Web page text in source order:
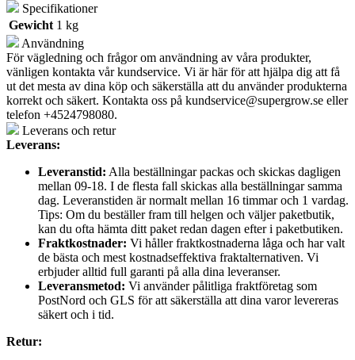
Specifikationer
Gewicht 1 kg
Användning
För vägledning och frågor om användning av våra produkter,
vänligen kontakta vår kundservice. Vi är här för att hjälpa dig att få
ut det mesta av dina köp och säkerställa att du använder produkterna
korrekt och säkert. Kontakta oss på kundservice@supergrow.se eller
telefon +4524798080.
Leverans och retur
Leverans:
Leveranstid: Alla beställningar packas och skickas dagligen
mellan 09-18. I de flesta fall skickas alla beställningar samma
dag. Leveranstiden är normalt mellan 16 timmar och 1 vardag.
Tips: Om du beställer fram till helgen och väljer paketbutik,
kan du ofta hämta ditt paket redan dagen efter i paketbutiken.
Fraktkostnader: Vi håller fraktkostnaderna låga och har valt
de bästa och mest kostnadseffektiva fraktalternativen. Vi
erbjuder alltid full garanti på alla dina leveranser.
Leveransmetod: Vi använder pålitliga fraktföretag som
PostNord och GLS för att säkerställa att dina varor levereras
säkert och i tid.
Retur: